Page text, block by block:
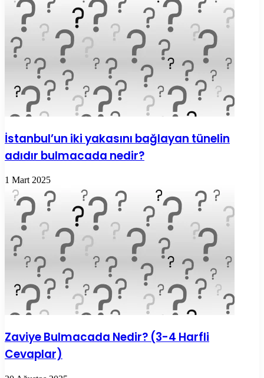
İstanbul’un iki yakasını bağlayan tünelin
adıdır bulmacada nedir?
1 Mart 2025
Zaviye Bulmacada Nedir? (3-4 Harfli
Cevaplar)